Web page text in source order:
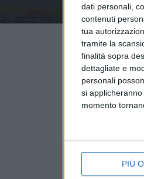
dati personali,
contenuti
tua
tramite la
finalità sopra
dettagliate e
personali
si
momento
PIÙ